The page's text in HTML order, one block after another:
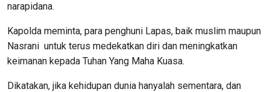
narapidana.
Kapolda meminta, para penghuni Lapas, baik muslim maupun
Nasrani untuk terus medekatkan diri dan meningkatkan
keimanan kepada Tuhan Yang Maha Kuasa.
Dikatakan, jika kehidupan dunia hanyalah sementara, dan